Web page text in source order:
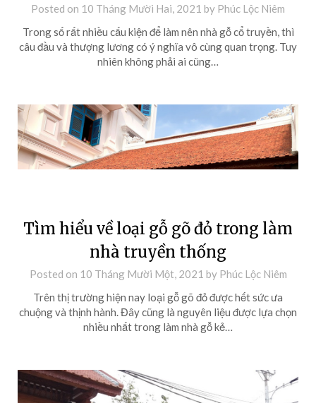
Posted on 10 Tháng Mười Hai, 2021 by Phúc Lộc Niêm
Trong số rất nhiều cấu kiện để làm nên nhà gỗ cổ truyền, thì
câu đầu và thượng lương có ý nghĩa vô cùng quan trọng. Tuy
nhiên không phải ai cũng…
Tìm hiểu về loại gỗ gõ đỏ trong làm
nhà truyền thống
Posted on 10 Tháng Mười Một, 2021 by Phúc Lộc Niêm
Trên thị trường hiện nay loại gỗ gõ đỏ được hết sức ưa
chuộng và thịnh hành. Đây cũng là nguyên liệu được lựa chọn
nhiều nhất trong làm nhà gỗ kẻ…